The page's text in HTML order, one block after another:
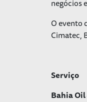
negócios
O evento
Cimatec,
Serviço
Bahia